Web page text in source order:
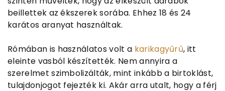
beillettek az ékszerek sorába. Ehhez 18 és 24
karátos aranyat használtak.
Rómában is használatos volt a karikagyűrű, itt
eleinte vasból készítették. Nem annyira a
szerelmet szimbolizálták, mint inkább a birtoklást,
tulajdonjogot fejezték ki. Akár arra utalt, hogy a férj